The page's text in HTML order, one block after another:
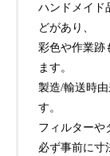
ハンドメイド
どがあり、
彩色や作業跡
ます。
製造/輸送時
す。
フィルターや
必ず事前に寸